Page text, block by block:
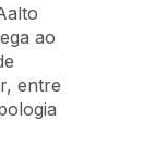
ao
entre